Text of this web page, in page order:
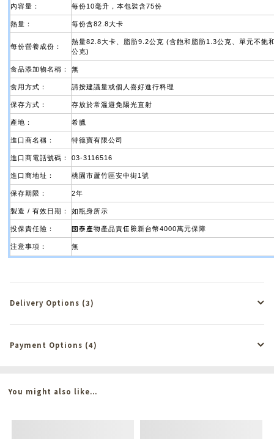
內容量： 每份10毫升，本包裝含75份
熱量： 每份含82.8大卡
每份營養成份：
熱量82.8大卡、脂肪9.2公克 (含飽和脂肪1.3公克、單元不飽
公克)
食品添加物名稱： 無
食用方式： 請按建議量或個人喜好進行料理
保存方式： 存放於常溫避免陽光直射
產地： 希臘
進口商名稱： 特德寶有限公司
進口商電話號碼： 03-3116516
進口商地址： 桃園市蘆竹區安中街1號
保存期限： 2年
製造 / 有效日期： 如瓶身所示
投保責任險： 國泰產物 產品責任 險 新台幣4000萬元保障
注意事項： 無
Delivery Options (3)
Payment Options (4)
You might also like...